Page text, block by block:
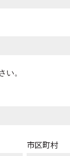
い。
市区町村